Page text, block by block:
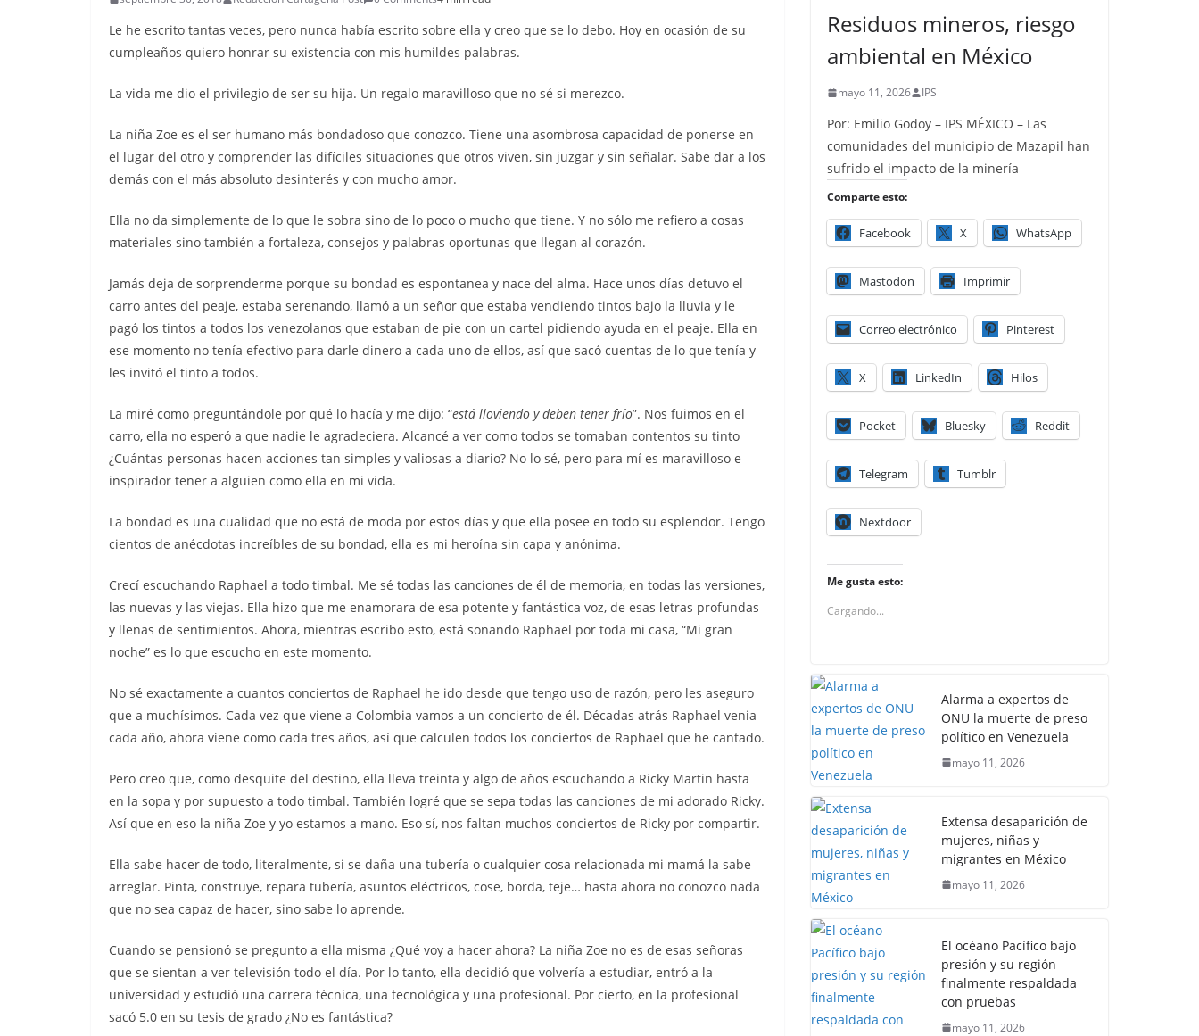
Le he escrito tantas veces, pero nunca había escrito sobre ella y creo que se lo debo. Hoy en ocasión de su
cumpleaños quiero honrar su existencia con mis humildes palabras.
La vida me dio el privilegio de ser su hija. Un regalo maravilloso que no sé si merezco.
La niña Zoe es el ser humano más bondadoso que conozco. Tiene una asombrosa capacidad de ponerse en
el lugar del otro y comprender las difíciles situaciones que otros viven, sin juzgar y sin señalar. Sabe dar a los
demás con el más absoluto desinterés y con mucho amor.
Ella no da simplemente de lo que le sobra sino de lo poco o mucho que tiene. Y no sólo me refiero a cosas
materiales sino también a fortaleza, consejos y palabras oportunas que llegan al corazón.
Jamás deja de sorprenderme porque su bondad es espontanea y nace del alma. Hace unos días detuvo el
carro antes del peaje, estaba serenando, llamó a un señor que estaba vendiendo tintos bajo la lluvia y le
pagó los tintos a todos los venezolanos que estaban de pie con un cartel pidiendo ayuda en el peaje. Ella en
ese momento no tenía efectivo para darle dinero a cada uno de ellos, así que sacó cuentas de lo que tenía y
les invitó el tinto a todos.
La miré como preguntándole por qué lo hacía y me dijo: “está lloviendo y deben tener frío”. Nos fuimos en el
carro, ella no esperó a que nadie le agradeciera. Alcancé a ver como todos se tomaban contentos su tinto
¿Cuántas personas hacen acciones tan simples y valiosas a diario? No lo sé, pero para mí es maravilloso e
inspirador tener a alguien como ella en mi vida.
La bondad es una cualidad que no está de moda por estos días y que ella posee en todo su esplendor. Tengo
cientos de anécdotas increíbles de su bondad, ella es mi heroína sin capa y anónima.
Crecí escuchando Raphael a todo timbal. Me sé todas las canciones de él de memoria, en todas las versiones,
las nuevas y las viejas. Ella hizo que me enamorara de esa potente y fantástica voz, de esas letras profundas
y llenas de sentimientos. Ahora, mientras escribo esto, está sonando Raphael por toda mi casa, “Mi gran
noche” es lo que escucho en este momento.
No sé exactamente a cuantos conciertos de Raphael he ido desde que tengo uso de razón, pero les aseguro
que a muchísimos. Cada vez que viene a Colombia vamos a un concierto de él. Décadas atrás Raphael venia
cada año, ahora viene como cada tres años, así que calculen todos los conciertos de Raphael que he cantado.
Pero creo que, como desquite del destino, ella lleva treinta y algo de años escuchando a Ricky Martin hasta
en la sopa y por supuesto a todo timbal. También logré que se sepa todas las canciones de mi adorado Ricky.
Así que en eso la niña Zoe y yo estamos a mano. Eso sí, nos faltan muchos conciertos de Ricky por compartir.
Ella sabe hacer de todo, literalmente, si se daña una tubería o cualquier cosa relacionada mi mamá la sabe
arreglar. Pinta, construye, repara tubería, asuntos eléctricos, cose, borda, teje… hasta ahora no conozco nada
que no sea capaz de hacer, sino sabe lo aprende.
Cuando se pensionó se pregunto a ella misma ¿Qué voy a hacer ahora? La niña Zoe no es de esas señoras
que se sientan a ver televisión todo el día. Por lo tanto, ella decidió que volvería a estudiar, entró a la
universidad y estudió una carrera técnica, una tecnológica y una profesional. Por cierto, en la profesional
sacó 5.0 en su tesis de grado ¿No es fantástica?
Residuos mineros, riesgo
ambiental en México
mayo 11, 2026 IPS
Por: Emilio Godoy – IPS MÉXICO – Las
comunidades del municipio de Mazapil han
sufrido el impacto de la minería
Comparte esto:
Facebook X WhatsApp
Mastodon Imprimir
Correo electrónico Pinterest
X LinkedIn Hilos
Pocket Bluesky Reddit
Telegram Tumblr
Nextdoor
Me gusta esto:
Cargando...
Alarma a expertos de
ONU la muerte de preso
político en Venezuela
mayo 11, 2026
Extensa desaparición de
mujeres, niñas y
migrantes en México
mayo 11, 2026
El océano Pacífico bajo
presión y su región
finalmente respaldada
con pruebas
mayo 11, 2026